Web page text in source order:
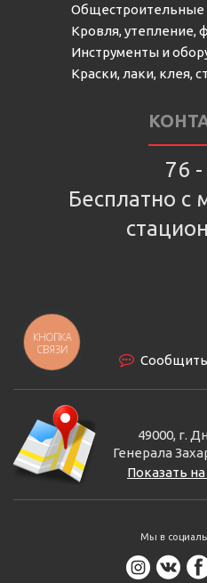
Общестроительные
Кровля, утепление,
Инструменты и
Краски, лаки, клея,
76
Бесплатно с
49000, г.
Генерала
Показать
Мы в
КНОПКА
СВЯЗИ